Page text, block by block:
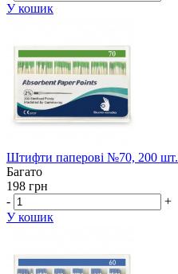
У кошик
Штифти паперові №70, 200 шт.
Багато
198 грн
-
+
У кошик